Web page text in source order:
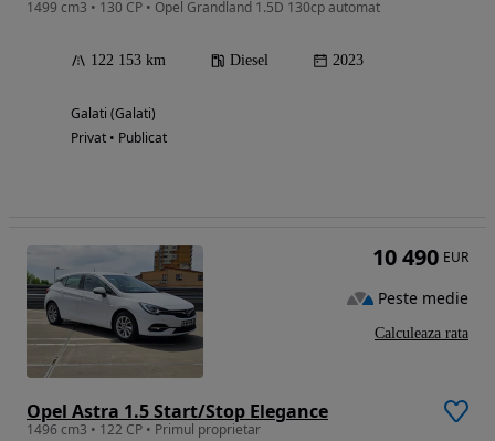
1499 cm3 • 130 CP • Opel Grandland 1.5D 130cp automat
122 153 km Diesel 2023
Galati (Galati)
Privat • Publicat
Opel Astra 1.5 Start/Stop Elegance
1496 cm3 • 122 CP • Primul proprietar
10 490 EUR
Peste medie
Calculeaza rata